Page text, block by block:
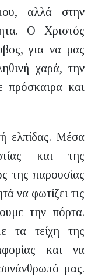
αλλά στην
Ο Χριστός
για να μας
χαρά, την
πρόσκαιρα και
ελπίδας. Μέσα
και της
της παρουσίας
να φωτίζει τις
την πόρτα.
τα τείχη της
και να
μας.